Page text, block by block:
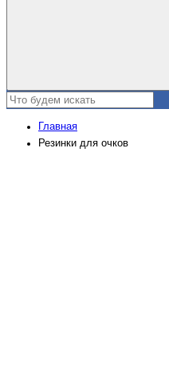
Главная
Резинки для очков